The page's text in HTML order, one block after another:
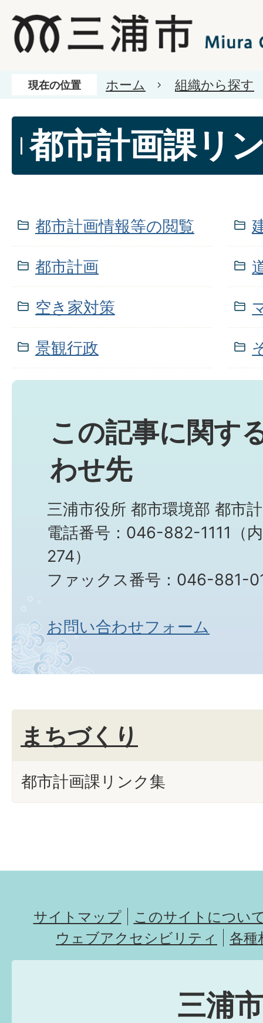
現在の位置 ホーム 組織から探す
都市計画課リ
都市計画情報等の閲覧
都市計画
空き家対策
景観行政
この記事に関す
わせ先
三浦市役所 都市環境部 都市
電話番号：046-882-1111（
274）
ファックス番号：046-881-
お問い合わせフォーム
まちづくり
都市計画課リンク集
サイトマップ
このサイトについ
ウェブアクセシビリティ
各種
三浦市